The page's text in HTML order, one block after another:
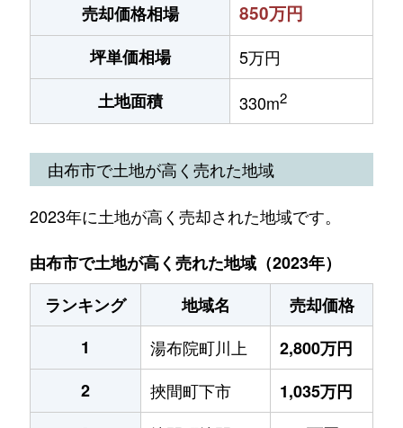
売却価格相場
850万円
坪単価相場
5万円
土地面積
330m2
由布市で土地が高く売れた地域
2023年に土地が高く売却された地域です。
由布市で土地が高く売れた地域（2023年）
ランキング
地域名
売却価格
1
湯布院町川上
2,800万円
2
挾間町下市
1,035万円